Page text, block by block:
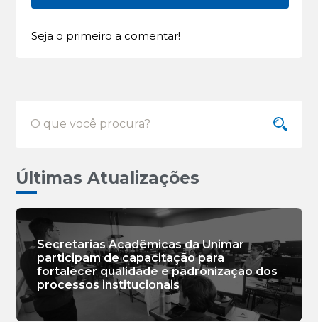
Seja o primeiro a comentar!
Últimas Atualizações
Secretarias Acadêmicas da Unimar
participam de capacitação para
fortalecer qualidade e padronização dos
processos institucionais